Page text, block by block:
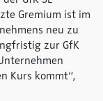
Gremium ist im
neu zu
zur GfK
Kurs kommt“,